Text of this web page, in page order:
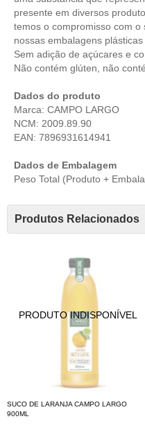
presente em diversos
temos o compromisso com
nossas embalagens plásticas
Sem adição de açúcares e
Não contém glúten, não
Dados do produto
Marca: CAMPO LARGO
NCM: 2009.89.90
EAN: 7896931614941
Dados de Embalagem
Peso Total (Produto +
Produtos Relacionados
SUCO DE LARANJA CAMPO LARGO
900ML